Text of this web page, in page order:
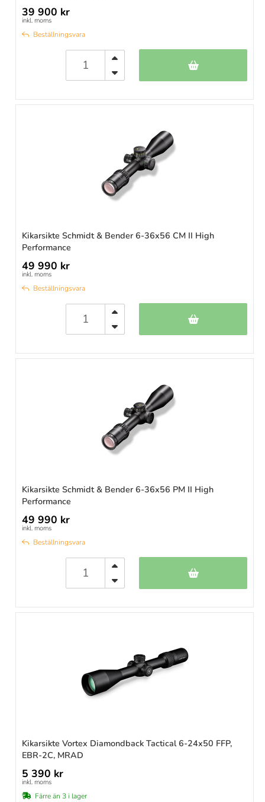
39 900 kr
inkl. moms
Beställningsvara
Kikarsikte Schmidt & Bender 6-36x56 CM II High
Performance
49 990 kr
inkl. moms
Beställningsvara
Kikarsikte Schmidt & Bender 6-36x56 PM II High
Performance
49 990 kr
inkl. moms
Beställningsvara
Kikarsikte Vortex Diamondback Tactical 6-24x50 FFP,
EBR-2C, MRAD
5 390 kr
inkl. moms
Färre än 3 i lager